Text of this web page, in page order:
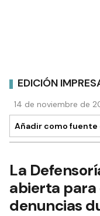
EDICIÓN
14 de noviembre de
Añadir como fuente
La
abierta
denuncias